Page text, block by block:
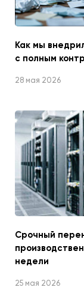
Как мы
с полным
28 мая 2026
Срочный
недели
25 мая 2026